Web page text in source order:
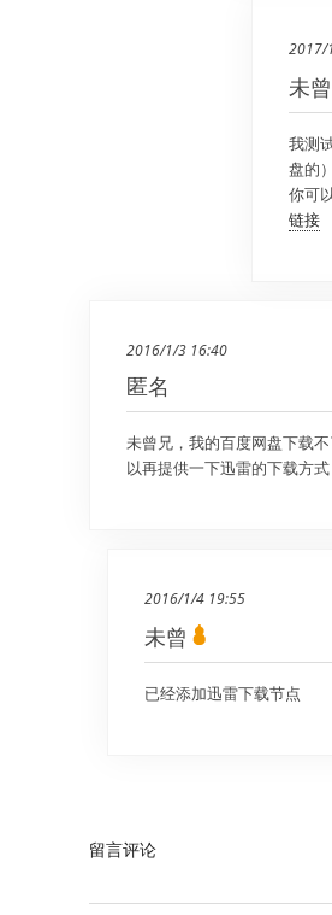
2017/
未曾
我测
盘的
你可
链接
2016/1/3 16:40
匿名
未曾兄，我的百度网盘下载
以再提供一下迅雷的下载方式
2016/1/4 19:55
未曾
已经添加迅雷下载节点
留言评论